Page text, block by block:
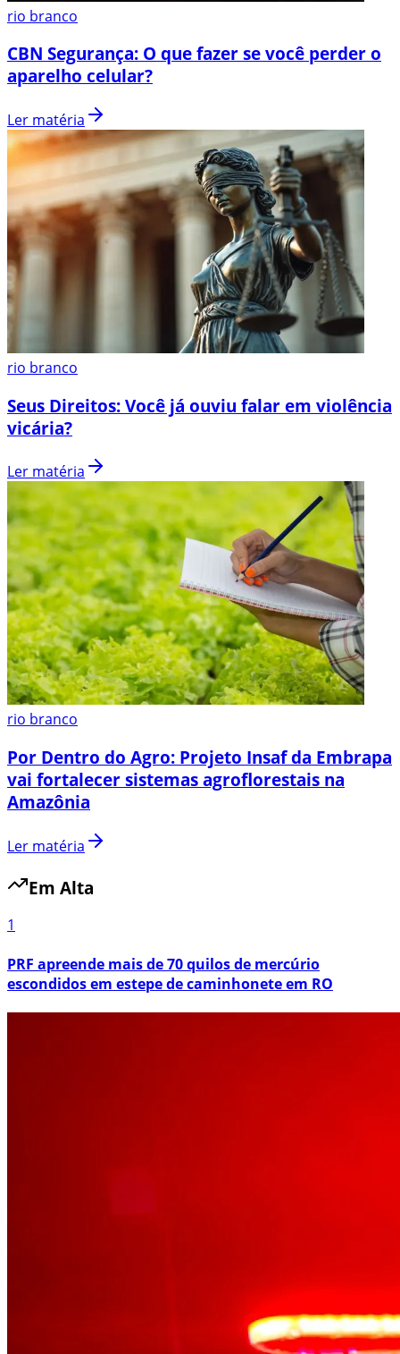
rio branco
CBN Segurança: O que fazer se você perder o
aparelho celular?
Ler matéria
rio branco
Seus Direitos: Você já ouviu falar em violência
vicária?
Ler matéria
rio branco
Por Dentro do Agro: Projeto Insaf da Embrapa
vai fortalecer sistemas agroflorestais na
Amazônia
Ler matéria
Em Alta
1
PRF apreende mais de 70 quilos de mercúrio
escondidos em estepe de caminhonete em RO